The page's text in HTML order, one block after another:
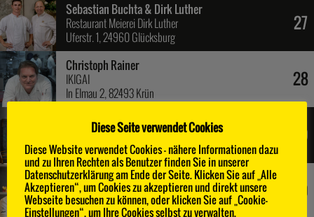
27
Sebastian Buchta & Dirk Luther
Restaurant Meierei Dirk Luther
Uferstr. 1, 24960 Glücksburg
28
Christoph Rainer
IKIGAI
In Elmau 2, 82493 Krün
29
OPUS V
6. Etage engelhorn Mode im Quadrat O5 9-12, 68161
Mannheim
30
Klaus Erfort
GästeHaus Klaus Erfort
Mainzer Str. 95, 66121 Saarbrücken
Diese Seite verwendet Cookies
Diese Website verwendet Cookies - nähere Informationen dazu
und zu Ihren Rechten als Benutzer finden Sie in unserer
Datenschutzerklärung am Ende der Seite. Klicken Sie auf „Alle
Akzeptieren“, um Cookies zu akzeptieren und direkt unsere
Webseite besuchen zu können, oder klicken Sie auf „Cookie-
Einstellungen“, um Ihre Cookies selbst zu verwalten.